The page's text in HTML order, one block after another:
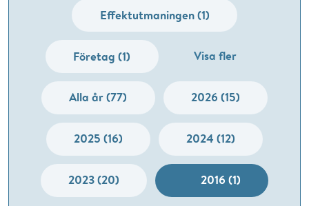
Effektutmaningen (1)
Företag (1) Visa fler
Alla år (77) 2026 (15)
2025 (16) 2024 (12)
2023 (20) 2016 (1)